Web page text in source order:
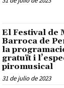
El Festival de
Barroca de
la
gratuït i
piromusical
31 de julio de 2023